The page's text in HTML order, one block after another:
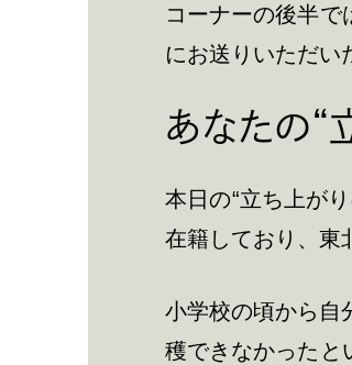
コーナーの後半
にお送りいただい
あなたの“
本日の“立ち上が
在籍しており、東
小学校の頃から自
穫できなかったと